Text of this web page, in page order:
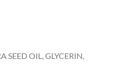
SEED OIL, GLYCERIN,